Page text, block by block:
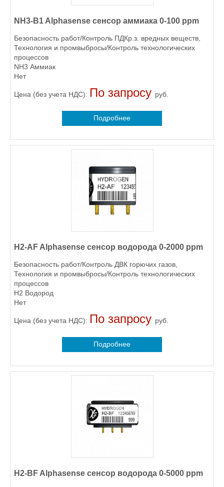
NH3-B1 Alphasense сенсор аммиака 0-100 ppm
Безопасность работ/Контроль ПДКр.з. вредных веществ,
Технология и промвыбросы/Контроль технологических
процессов
NH3 Аммиак
Нет
Цена (без учета НДС): По запросу руб.
Подробнее
H2-AF Alphasense сенсор водорода 0-2000 ppm
Безопасность работ/Контроль ДВК горючих газов,
Технология и промвыбросы/Контроль технологических
процессов
H2 Водород
Нет
Цена (без учета НДС): По запросу руб.
Подробнее
H2-BF Alphasense сенсор водорода 0-5000 ppm